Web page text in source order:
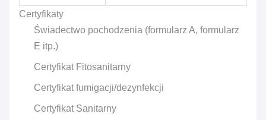
Certyfikaty
Świadectwo pochodzenia (formularz A, formularz
E itp.)
Certyfikat Fitosanitarny
Certyfikat fumigacji/dezynfekcji
Certyfikat Sanitarny